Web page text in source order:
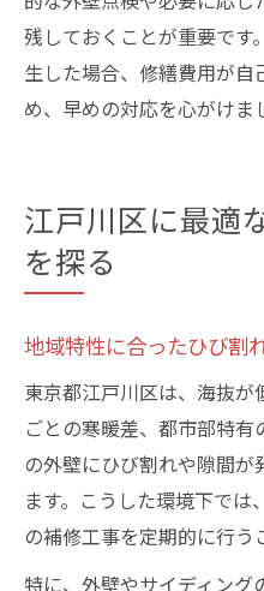
残しておくことが重要です
生した場合、修繕費用が
め、早めの対応を心がけま
江戸川区に最適
を探る
地域特性に合ったひび割
東京都江戸川区は、海抜
ごとの寒暖差、都市部特
の外壁にひび割れや隙間
ます。こうした環境下で
の補修工事を定期的に行う
特に、外壁やサイディング